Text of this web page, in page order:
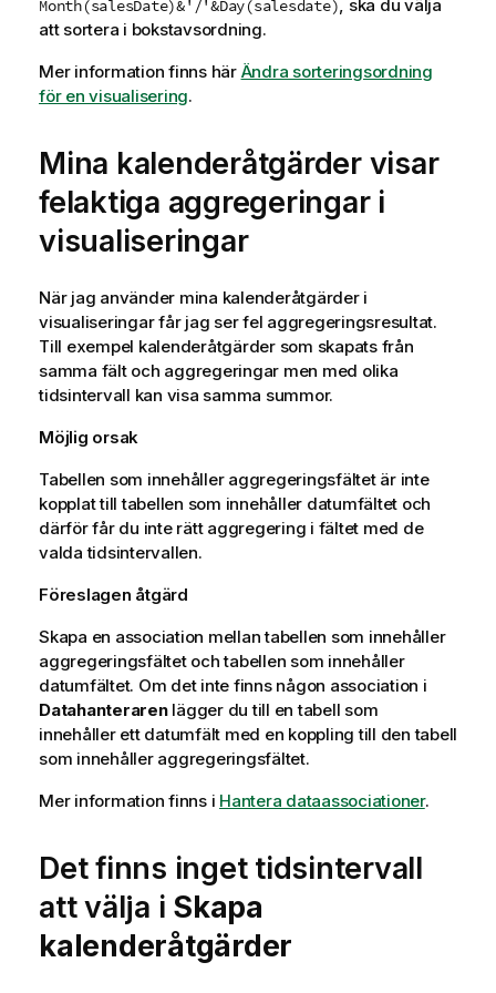
Month(salesDate)&'/'&Day(salesdate), ska du välja
att sortera i bokstavsordning.
Mer information finns här Ändra sorteringsordning
för en visualisering.
Mina kalenderåtgärder visar
felaktiga aggregeringar i
visualiseringar
När jag använder mina kalenderåtgärder i
visualiseringar får jag ser fel aggregeringsresultat.
Till exempel kalenderåtgärder som skapats från
samma fält och aggregeringar men med olika
tidsintervall kan visa samma summor.
Möjlig orsak
Tabellen som innehåller aggregeringsfältet är inte
kopplat till tabellen som innehåller datumfältet och
därför får du inte rätt aggregering i fältet med de
valda tidsintervallen.
Föreslagen åtgärd
Skapa en association mellan tabellen som innehåller
aggregeringsfältet och tabellen som innehåller
datumfältet. Om det inte finns någon association i
Datahanterarenlägger du till en tabell som
innehåller ett datumfält med en koppling till den tabell
som innehåller aggregeringsfältet.
Mer information finns i Hantera dataassociationer.
Det finns inget tidsintervall
att välja i Skapa
kalenderåtgärder